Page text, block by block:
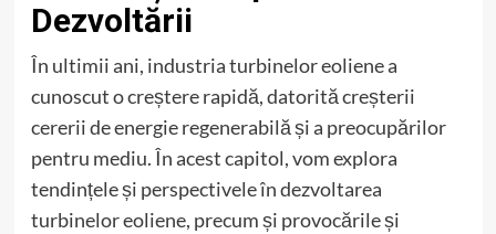
Dezvoltării
În ultimii ani, industria turbinelor eoliene a
cunoscut o creștere rapidă, datorită creșterii
cererii de energie regenerabilă și a preocupărilor
pentru mediu. În acest capitol, vom explora
tendințele și perspectivele în dezvoltarea
turbinelor eoliene, precum și provocările și